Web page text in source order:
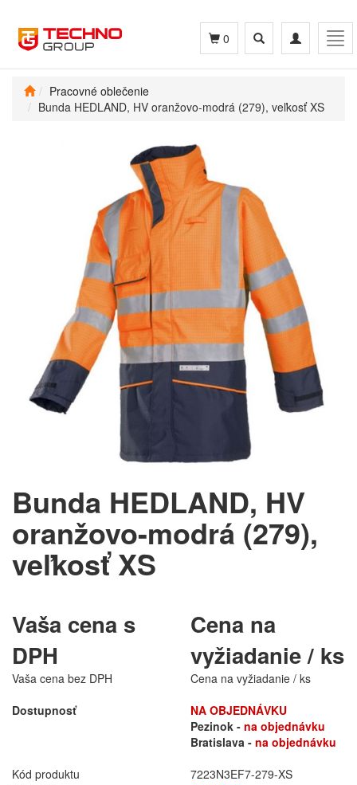
Toggle
navigation
Toggle
search
0
Pracovné oblečenie
Bunda HEDLAND, HV oranžovo-modrá (279), veľkosť XS
Bunda HEDLAND, HV
oranžovo-modrá (279),
veľkosť XS
Vaša cena s
DPH
Cena na
vyžiadanie / ks
Vaša cena bez DPH
Cena na vyžiadanie / ks
Dostupnosť
NA OBJEDNÁVKU
Pezinok - na objednávku
Bratislava - na objednávku
Kód produktu
7223N3EF7-279-XS